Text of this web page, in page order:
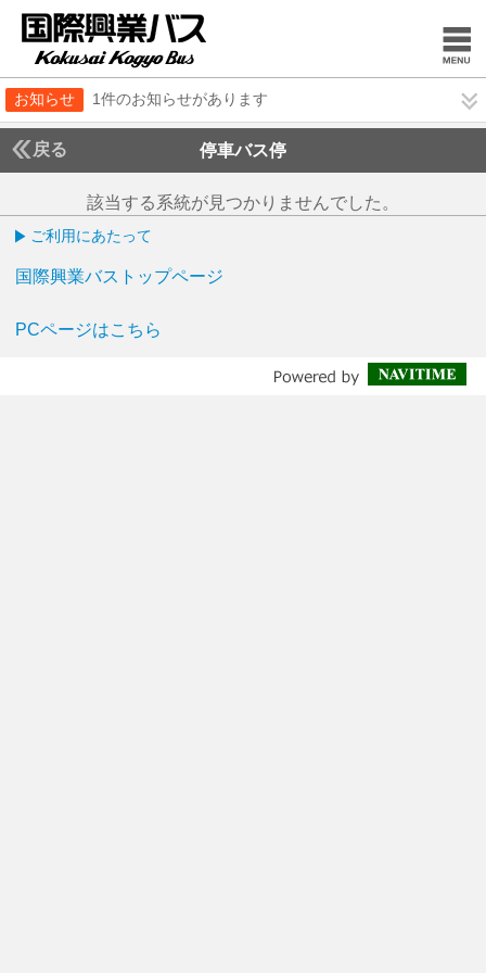
お知らせ 1件のお知らせがあります
戻る 停車バス停
該当する系統が見つかりませんでした。
ご利用にあたって
国際興業バストップページ
PCページはこちら